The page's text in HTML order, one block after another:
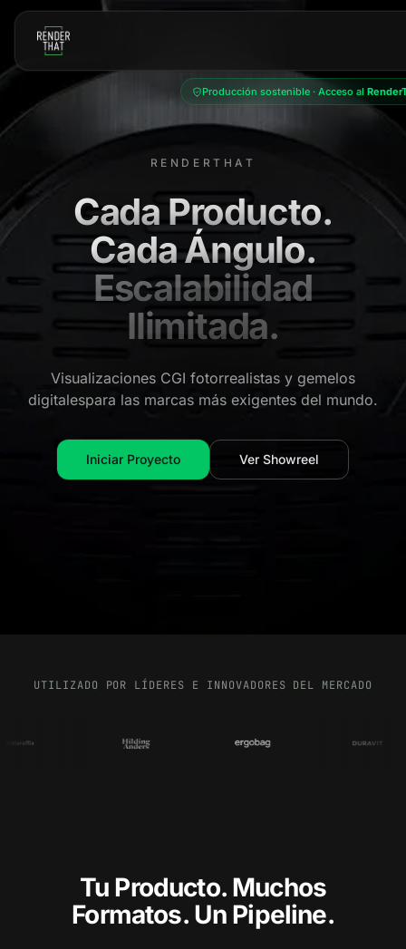
Saltar al contenido principal
Producción sostenible · Acceso al
RENDERTHAT
Cada Producto.
Cada Ángulo.
Escalabilidad
Ilimitada.
Visualizaciones CGI fotorrealistas y gemelos
digitalespara las marcas más exigentes del mundo.
Iniciar Proyecto Ver Showreel
UTILIZADO POR LÍDERES E INNOVADORES DEL MERCADO
Tu Producto. Muchos
Formatos. Un Pipeline.